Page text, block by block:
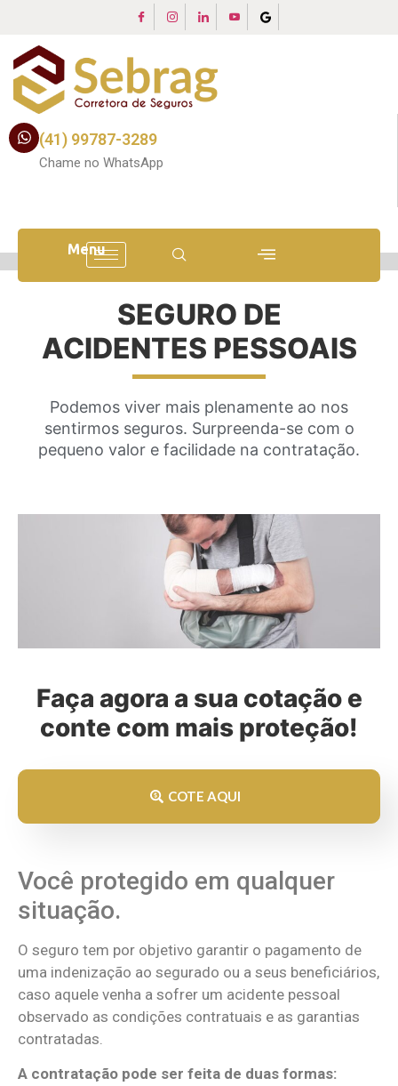
(41) 99787-3289
Chame no WhatsApp
Menu
SEGURO DE
ACIDENTES PESSOAIS
Podemos viver mais plenamente ao nos
sentirmos seguros. Surpreenda-se com o
pequeno valor e facilidade na contratação.
Faça agora a sua cotação e
conte com mais proteção!
COTE AQUI
Você protegido em qualquer
situação.
O seguro tem por objetivo garantir o pagamento de
uma indenização ao segurado ou a seus beneficiários,
caso aquele venha a sofrer um acidente pessoal
observado as condições contratuais e as garantias
contratadas.
A contratação pode ser feita de duas formas: